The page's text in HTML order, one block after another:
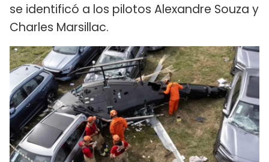
se identificó a los pilotos Alexandre Souza y
Charles Marsillac.